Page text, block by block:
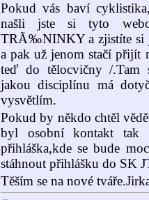
Pokud vás baví
našli jste si tyto
TRÃ‰NINKY a zjistíte si
a pak už jenom stačí přijít
teď do tělocvičny /.Tam
jakou disciplínu má
vysvětlím.
Pokud by někdo chtěl
byl osobní kontakt tak
přihláška,kde se bude
stáhnout přihlášku do SK
Těším se na nové